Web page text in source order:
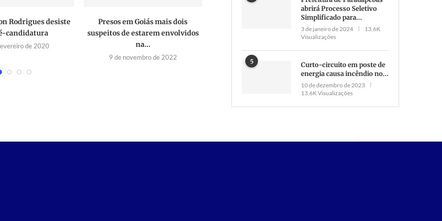
Rodrigues desiste
candidatura
de 2020
Presos em Goiás mais dois
suspeitos de estarem envolvidos
na...
9 de novembro de 2022
Mais de 300 vagas de emprego
estão disponíveis, em
10 de agosto de 2022
Dono de sítio morre
em Parauapebas
abrirá Processo Seletivo
Simplificado para...
3 de janeiro de 2024
13,6K
Visualizações
5
Curto-circuito em poste de
energia causa incêndio no...
10 de dezembro de 2023
13,6K Visualizações